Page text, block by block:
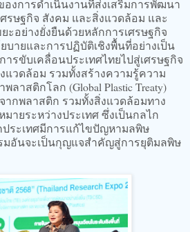
งการดำเนินงานที่ส่งเสริมการพัฒนา
รษฐกิจ สังคม และสิ่งแวดล้อม และ
ะอย่างยั่งยืนด้วยหลักการเศรษฐกิจ
บายและการปฏิบัติเชิงพื้นที่อย่างเป็น
ารขับเคลื่อนประเทศไทยไปสู่เศรษฐกิจ
แวดล้อม รวมทั้งสร้างความรู้ความ
าสติกโลก (Global Plastic Treaty)
ากพลาสติก รวมทั้งสิ่งแวดล้อมทาง
ายระหว่างประเทศ ซึ่งเป็นกลไก
ระเทศมีการแก้ไขปัญหามลพิษ
มอันจะเป็นกุญแจสำคัญสู่การยุติมลพิษ